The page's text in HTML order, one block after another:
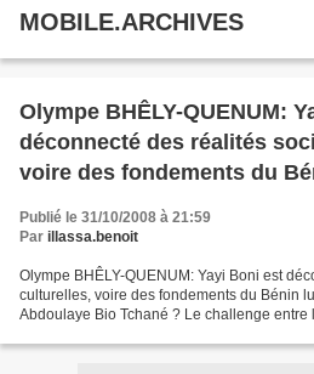
MOBILE.ARCHIVES
Olympe BHÊLY-QUENUM:
déconnecté des réalités
voire des fondements du
Publié le 31/10/2008 à 21:59
Par illassa.benoit
Olympe BHÊLY-QUENUM: Yayi Boni est
culturelles, voire des fondements du Bénin
Abdoulaye Bio Tchané ? Le challenge